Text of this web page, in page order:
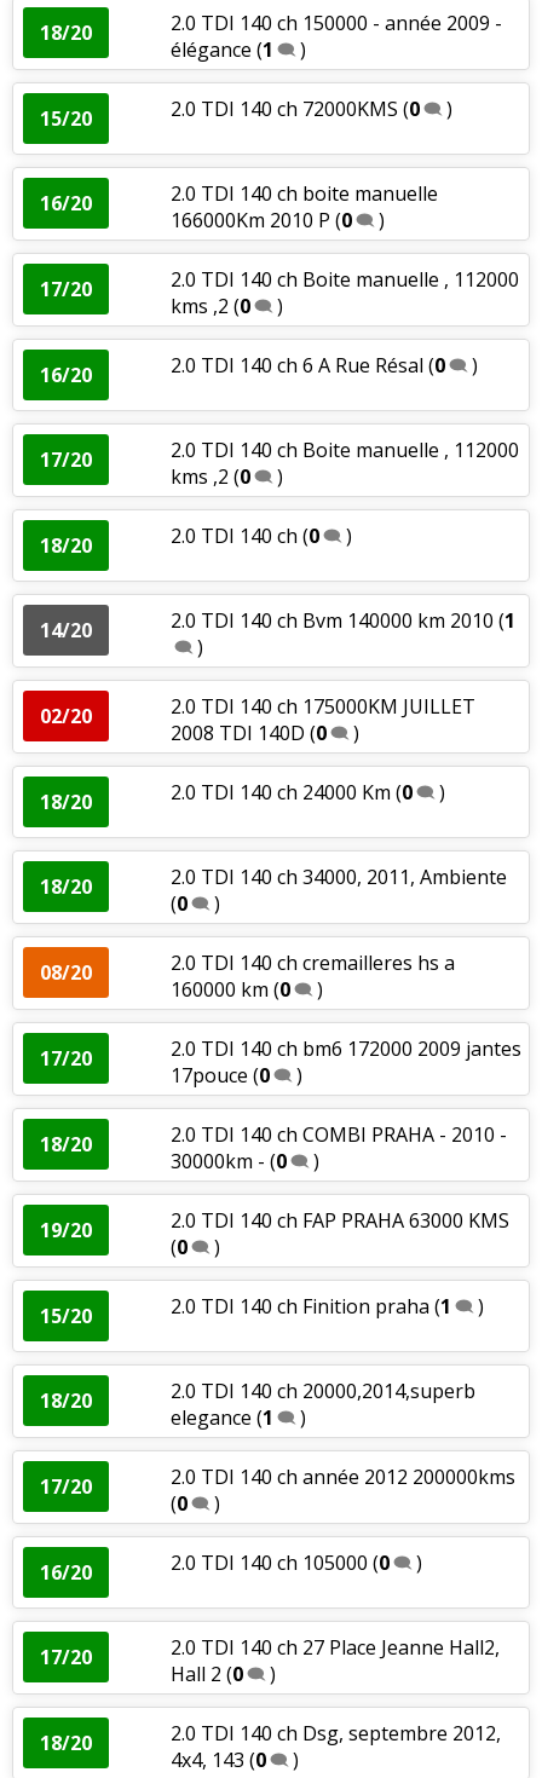
18/20
2.0 TDI 140 ch 150000 - année 2009 -
élégance (1 )
15/20 2.0 TDI 140 ch 72000KMS (0 )
16/20
2.0 TDI 140 ch boite manuelle
166000Km 2010 P (0 )
17/20
2.0 TDI 140 ch Boite manuelle , 112000
kms ,2 (0 )
16/20 2.0 TDI 140 ch 6 A Rue Résal (0 )
17/20
2.0 TDI 140 ch Boite manuelle , 112000
kms ,2 (0 )
18/20 2.0 TDI 140 ch (0 )
14/20 2.0 TDI 140 ch Bvm 140000 km 2010 (1
)
02/20
2.0 TDI 140 ch 175000KM JUILLET
2008 TDI 140D (0 )
18/20 2.0 TDI 140 ch 24000 Km (0 )
18/20
2.0 TDI 140 ch 34000, 2011, Ambiente
(0 )
08/20
2.0 TDI 140 ch cremailleres hs a
160000 km (0 )
17/20
2.0 TDI 140 ch bm6 172000 2009 jantes
17pouce (0 )
18/20
2.0 TDI 140 ch COMBI PRAHA - 2010 -
30000km - (0 )
19/20
2.0 TDI 140 ch FAP PRAHA 63000 KMS
(0 )
15/20 2.0 TDI 140 ch Finition praha (1 )
18/20
2.0 TDI 140 ch 20000,2014,superb
elegance (1 )
17/20
2.0 TDI 140 ch année 2012 200000kms
(0 )
16/20 2.0 TDI 140 ch 105000 (0 )
17/20
2.0 TDI 140 ch 27 Place Jeanne Hall2,
Hall 2 (0 )
18/20
2.0 TDI 140 ch Dsg, septembre 2012,
4x4, 143 (0 )